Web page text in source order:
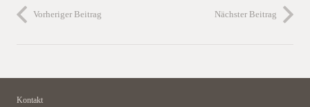
Vorheriger Beitrag Nächster Beitrag
Kontakt